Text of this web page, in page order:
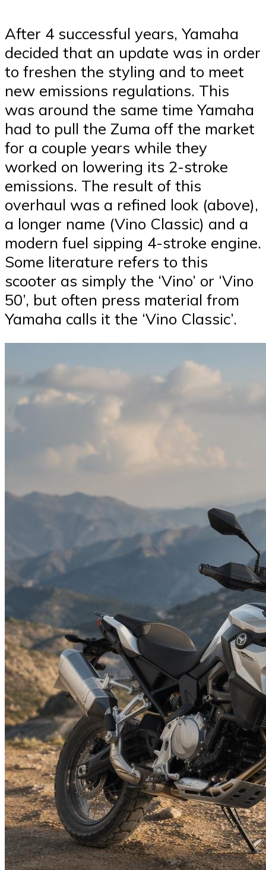
After 4 successful years, Yamaha
decided that an update was in order
to freshen the styling and to meet
new emissions regulations. This
was around the same time Yamaha
had to pull the Zuma off the market
for a couple years while they
worked on lowering its 2-stroke
emissions. The result of this
overhaul was a refined look (above),
a longer name (Vino Classic) and a
modern fuel sipping 4-stroke engine.
Some literature refers to this
scooter as simply the ‘Vino’ or ‘Vino
50’, but often press material from
Yamaha calls it the ‘Vino Classic’.